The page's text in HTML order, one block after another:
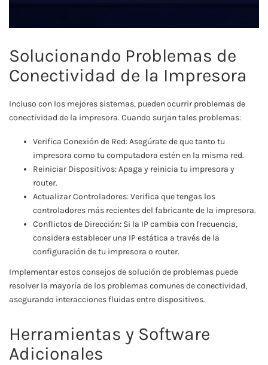
Solucionando Problemas de
Conectividad de la Impresora
Incluso con los mejores sistemas, pueden ocurrir problemas de
conectividad de la impresora. Cuando surjan tales problemas:
Verifica Conexión de Red: Asegúrate de que tanto tu
impresora como tu computadora estén en la misma red.
Reiniciar Dispositivos: Apaga y reinicia tu impresora y
router.
Actualizar Controladores: Verifica que tengas los
controladores más recientes del fabricante de la impresora.
Conflictos de Dirección: Si la IP cambia con frecuencia,
considera establecer una IP estática a través de la
configuración de tu impresora o router.
Implementar estos consejos de solución de problemas puede
resolver la mayoría de los problemas comunes de conectividad,
asegurando interacciones fluidas entre dispositivos.
Herramientas y Software
Adicionales